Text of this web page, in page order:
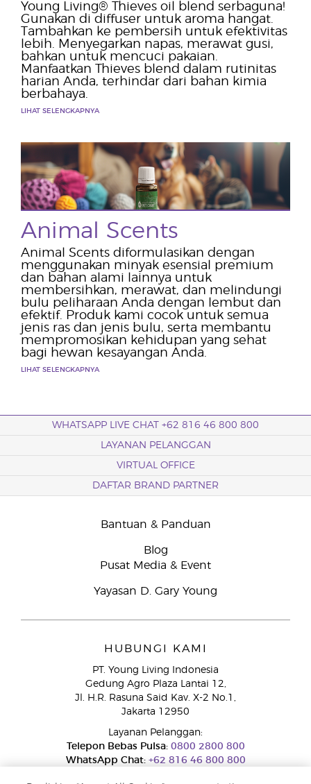
Young Living® Thieves oil blend serbaguna!
Gunakan di diffuser untuk aroma hangat.
Tambahkan ke pembersih untuk efektivitas
lebih. Menyegarkan napas, merawat gusi,
bahkan untuk mencuci pakaian.
Manfaatkan Thieves blend dalam rutinitas
harian Anda, terhindar dari bahan kimia
berbahaya.
LIHAT SELENGKAPNYA
Animal Scents
Animal Scents diformulasikan dengan
menggunakan minyak esensial premium
dan bahan alami lainnya untuk
membersihkan, merawat, dan melindungi
bulu peliharaan Anda dengan lembut dan
efektif. Produk kami cocok untuk semua
jenis ras dan jenis bulu, serta membantu
mempromosikan kehidupan yang sehat
bagi hewan kesayangan Anda.
LIHAT SELENGKAPNYA
WHATSAPP LIVE CHAT +62 816 46 800 800
LAYANAN PELANGGAN
VIRTUAL OFFICE
DAFTAR BRAND PARTNER
Bantuan & Panduan
Blog
Pusat Media & Event
Yayasan D. Gary Young
HUBUNGI KAMI
PT. Young Living Indonesia
Gedung Agro Plaza Lantai 12,
Jl. H.R. Rasuna Said Kav. X-2 No.1,
Jakarta 12950
Layanan Pelanggan:
Telepon Bebas Pulsa:0800 2800 800
WhatsApp Chat:+62 816 46 800 800